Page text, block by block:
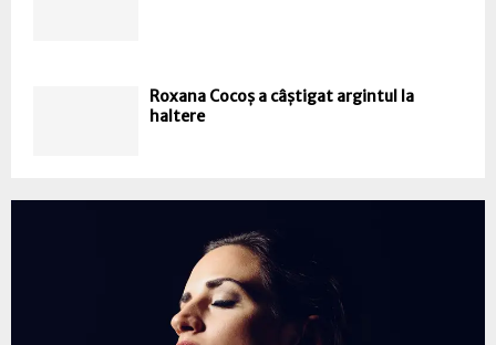
Roxana Cocoș a câștigat argintul la
haltere